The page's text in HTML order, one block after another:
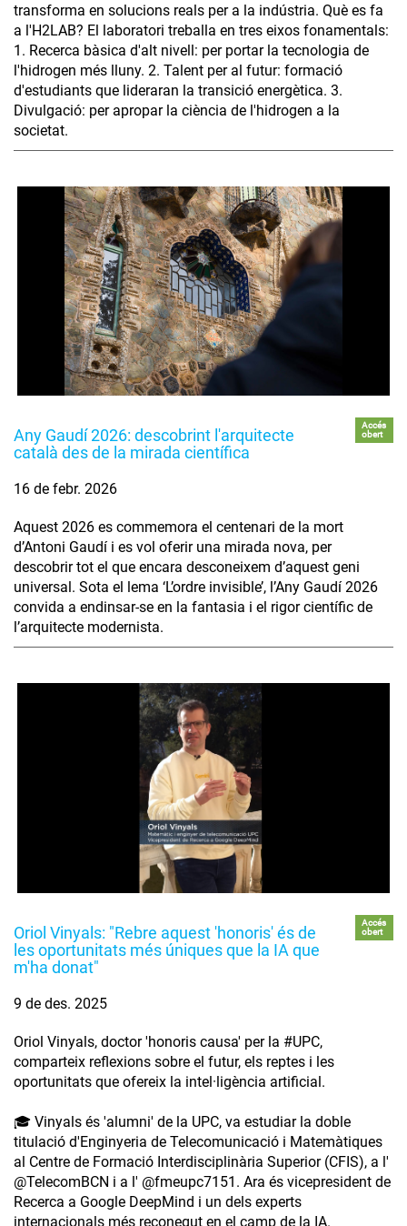
transforma en solucions reals per a la indústria. Què es fa
a l'H2LAB? El laboratori treballa en tres eixos fonamentals:
1. Recerca bàsica d'alt nivell: per portar la tecnologia de
l'hidrogen més lluny. 2. Talent per al futur: formació
d'estudiants que lideraran la transició energètica. 3.
Divulgació: per apropar la ciència de l'hidrogen a la
societat.
Any Gaudí 2026: descobrint l'arquitecte
català des de la mirada científica
Accés
obert
16 de febr. 2026
Aquest 2026 es commemora el centenari de la mort
d’Antoni Gaudí i es vol oferir una mirada nova, per
descobrir tot el que encara desconeixem d’aquest geni
universal. Sota el lema ‘L’ordre invisible’, l’Any Gaudí 2026
convida a endinsar-se en la fantasia i el rigor científic de
l’arquitecte modernista.
Oriol Vinyals: "Rebre aquest 'honoris' és de
les oportunitats més úniques que la IA que
m'ha donat"
Accés
obert
9 de des. 2025
Oriol Vinyals, doctor 'honoris causa' per la #UPC,
comparteix reflexions sobre el futur, els reptes i les
oportunitats que ofereix la intel·ligència artificial.
🎓 Vinyals és 'alumni' de la UPC, va estudiar la doble
titulació d'Enginyeria de Telecomunicació i Matemàtiques
al Centre de Formació Interdisciplinària Superior (CFIS), a l'
‪@TelecomBCN‬ i a l' ‪@fmeupc7151‬. Ara és vicepresident de
Recerca a Google DeepMind i un dels experts
internacionals més reconegut en el camp de la IA.